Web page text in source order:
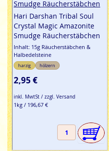
Smudge Räucherstäbchen
Hari Darshan Tribal Soul
Crystal Magic Amazonite
Smudge Räucherstäbchen
Inhalt: 15g Räucherstäbchen &
Halbedelsteine
harzig hölzern
2,95 €
inkl. MwtSt / zzgl. Versand
1kg / 196,67 €